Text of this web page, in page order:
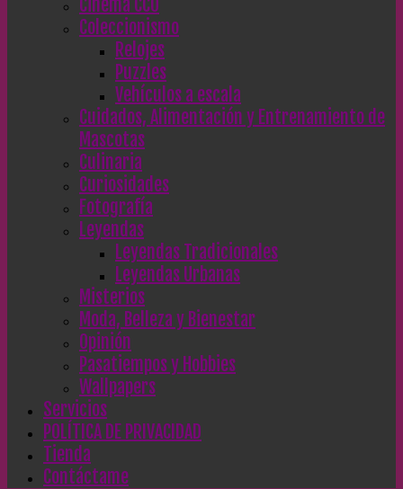
Cinema CC0
Coleccionismo
Relojes
Puzzles
Vehículos a escala
Cuidados, Alimentación y Entrenamiento de
Mascotas
Culinaria
Curiosidades
Fotografía
Leyendas
Leyendas Tradicionales
Leyendas Urbanas
Misterios
Moda, Belleza y Bienestar
Opinión
Pasatiempos y Hobbies
Wallpapers
Servicios
POLÍTICA DE PRIVACIDAD
Tienda
Contáctame